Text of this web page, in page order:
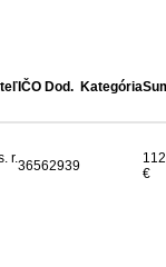
IČO Dod. Kategória
r.36562939
€